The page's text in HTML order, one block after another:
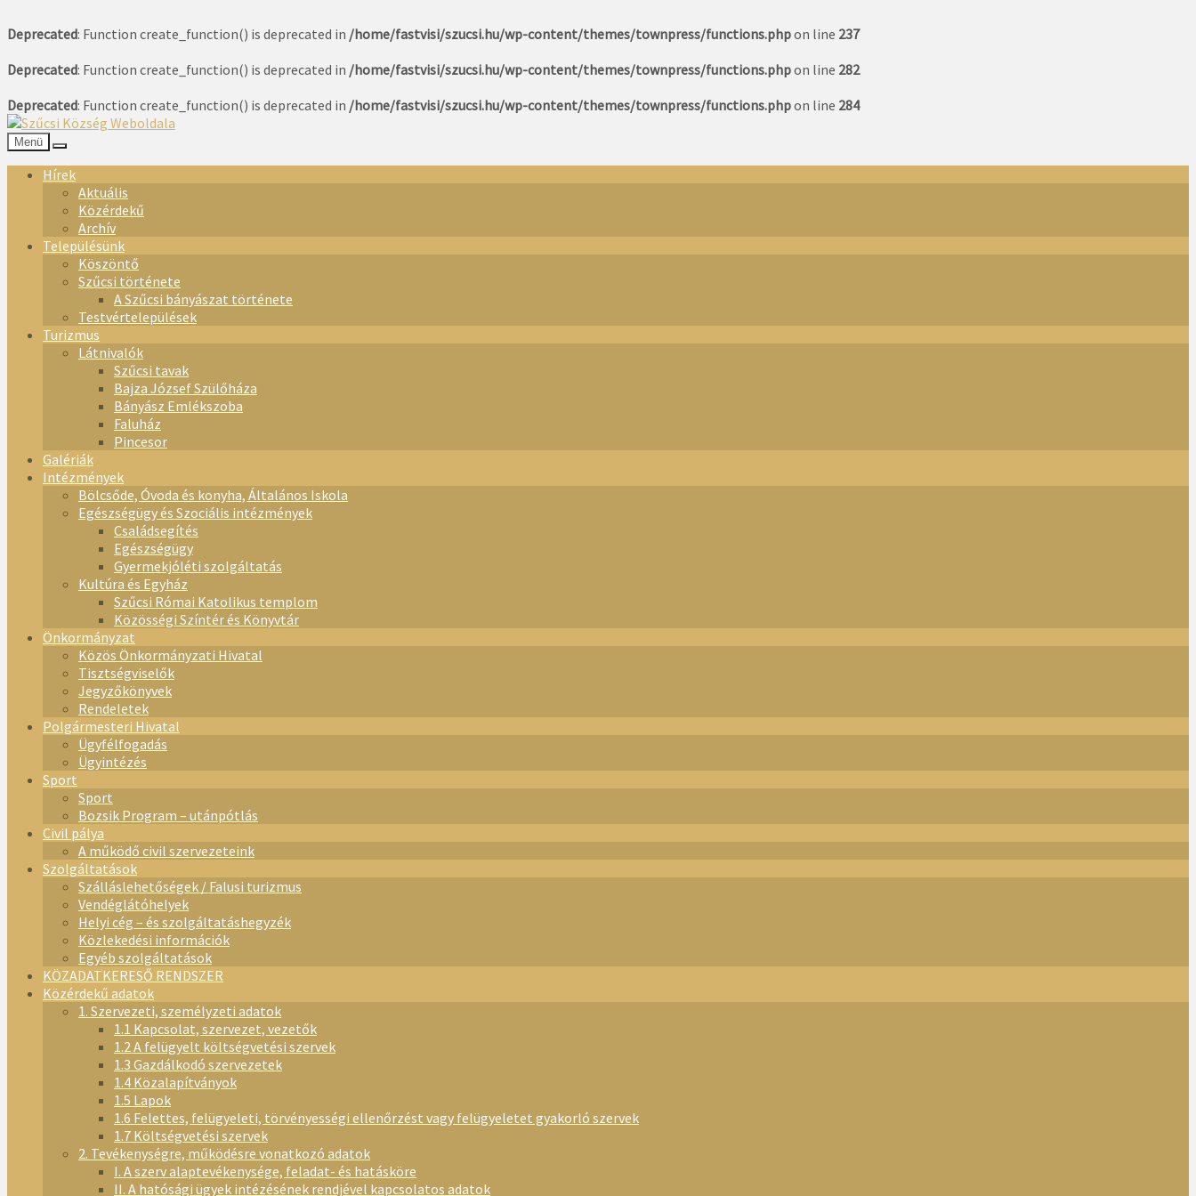
Deprecated: Function create_function() is deprecated in /home/fastvisi/szucsi.hu/wp-content/themes/townpress/functions.phpon line 237
Deprecated: Function create_function() is deprecated in /home/fastvisi/szucsi.hu/wp-content/themes/townpress/functions.phpon line 282
Deprecated: Function create_function() is deprecated in /home/fastvisi/szucsi.hu/wp-content/themes/townpress/functions.phpon line 284
Menü
Hírek
Aktuális
Közérdekű
Archív
Településünk
Köszöntő
Szűcsi története
A Szűcsi bányászat története
Testvértelepülések
Turizmus
Látnivalók
Szűcsi tavak
Bajza József Szülőháza
Bányász Emlékszoba
Faluház
Pincesor
Galériák
Intézmények
Bölcsőde, Óvoda és konyha, Általános Iskola
Egészségügy és Szociális intézmények
Családsegítés
Egészségügy
Gyermekjóléti szolgáltatás
Kultúra és Egyház
Szűcsi Római Katolikus templom
Közösségi Színtér és Könyvtár
Önkormányzat
Közös Önkormányzati Hivatal
Tisztségviselők
Jegyzőkönyvek
Rendeletek
Polgármesteri Hivatal
Ügyfélfogadás
Ügyintézés
Sport
Sport
Bozsik Program – utánpótlás
Civil pálya
A működő civil szervezeteink
Szolgáltatások
Szálláslehetőségek / Falusi turizmus
Vendéglátóhelyek
Helyi cég – és szolgáltatáshegyzék
Közlekedési információk
Egyéb szolgáltatások
KÖZADATKERESŐ RENDSZER
Közérdekű adatok
1. Szervezeti, személyzeti adatok
1.1 Kapcsolat, szervezet, vezetők
1.2 A felügyelt költségvetési szervek
1.3 Gazdálkodó szervezetek
1.4 Közalapítványok
1.5 Lapok
1.6 Felettes, felügyeleti, törvényességi ellenőrzést vagy felügyeletet gyakorló szervek
1.7 Költségvetési szervek
2. Tevékenységre, működésre vonatkozó adatok
I. A szerv alaptevékenysége, feladat- és hatásköre
II. A hatósági ügyek intézésének rendjével kapcsolatos adatok